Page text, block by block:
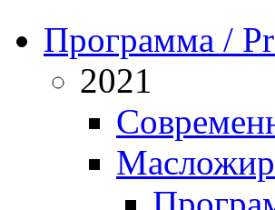
Программа /
2021